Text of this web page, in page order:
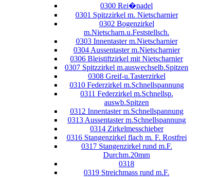
0300 Rei�nadel
0301 Spitzzirkel m. Nietscharnier
0302 Bogenzirkel
m.Nietscharn.u.Feststellsch.
0303 Innentaster m.Nietscharnier
0304 Aussentaster m.Nietscharnier
0306 Bleistiftzirkel mit Nietscharnier
0307 Spitzzirkel m.auswechselb.Spitzen
0308 Greif-u.Tasterzirkel
0310 Federzirkel m.Schnellspannung
0311 Federzirkel m.Schnellsp.
auswb.Spitzen
0312 Innentaster m.Schnellspannung
0313 Aussentaster m.Schnellspannung
0314 Zirkelmesschieber
0316 Stangenzirkel flach m. F. Rostfrei
0317 Stangenzirkel rund m.F.
Durchm.20mm
0318
0319 Streichmass rund m.F.